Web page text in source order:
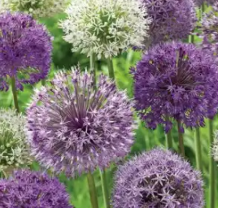
ГОТОВЫЕ РЕШЕНИЯ
О НАС
УСЛОВИЯ РАБОТЫ
КОНТАКТЫ